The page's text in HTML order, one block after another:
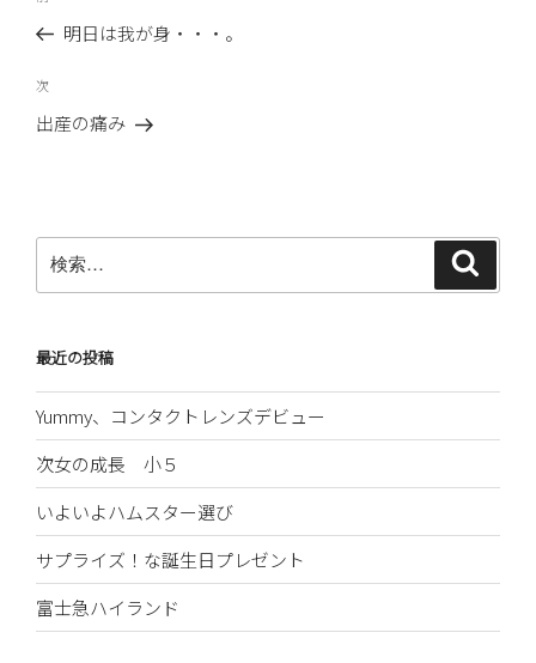
ナ
ビ
ゲ
ン
の
稿
明日は我が身・・・。
次
の
次
出産の痛み
索:
最近の投稿
Yummy、コンタクトレンズデビュー
次女の成長 小５
いよいよハムスター選び
サプライズ！な誕生日プレゼント
富士急ハイランド